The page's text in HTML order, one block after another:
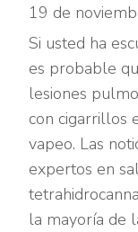
19 de
Si usted ha
es probable
lesiones
con cigarrillos
vapeo. Las
expertos en
la mayoría de